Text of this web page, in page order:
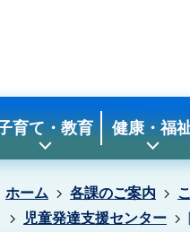
育て・教育 健康・福
ホーム 各課のご案内
児童発達支援センター